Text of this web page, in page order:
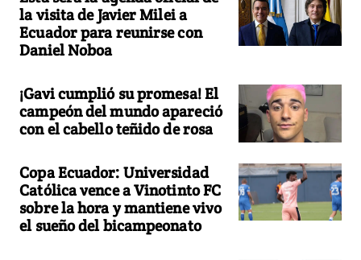
la visita de Javier Milei a
Ecuador para reunirse con
Daniel Noboa
¡Gavi cumplió su promesa! El
campeón del mundo apareció
con el cabello teñido de rosa
Copa Ecuador: Universidad
Católica vence a Vinotinto FC
sobre la hora y mantiene vivo
el sueño del bicampeonato